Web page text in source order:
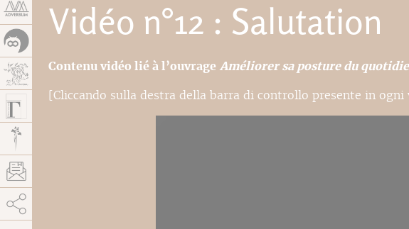
Vidéo n°12 : Salutation
Contenu vidéo lié à l’ouvrage Améliorer sa posture du
[Cliccando sulla destra della barra di controllo presente in